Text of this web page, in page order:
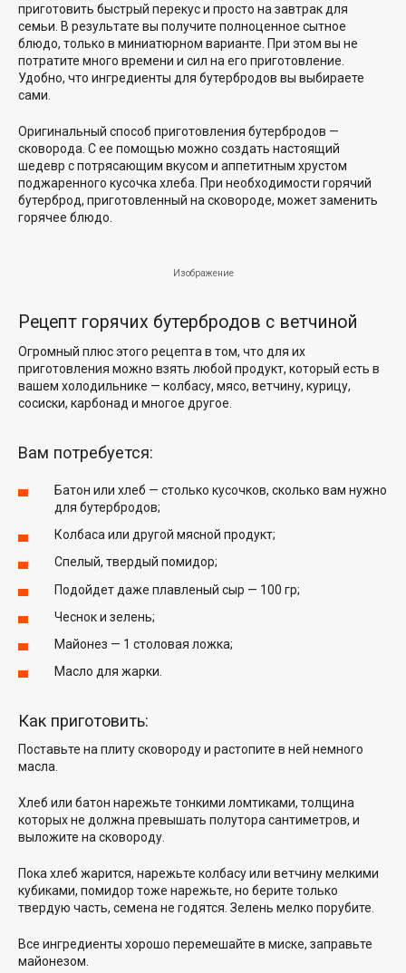
приготовить быстрый перекус и просто на завтрак для
семьи. В результате вы получите полноценное сытное
блюдо, только в миниатюрном варианте. При этом вы не
потратите много времени и сил на его приготовление.
Удобно, что ингредиенты для бутербродов вы выбираете
сами.
Оригинальный способ приготовления бутербродов —
сковорода. С ее помощью можно создать настоящий
шедевр с потрясающим вкусом и аппетитным хрустом
поджаренного кусочка хлеба. При необходимости горячий
бутерброд, приготовленный на сковороде, может заменить
горячее блюдо.
Изображение
Рецепт горячих бутербродов с ветчиной
Огромный плюс этого рецепта в том, что для их
приготовления можно взять любой продукт, который есть в
вашем холодильнике — колбасу, мясо, ветчину, курицу,
сосиски, карбонад и многое другое.
Вам потребуется:
Батон или хлеб — столько кусочков, сколько вам нужно
для бутербродов;
Колбаса или другой мясной продукт;
Спелый, твердый помидор;
Подойдет даже плавленый сыр — 100 гр;
Чеснок и зелень;
Майонез — 1 столовая ложка;
Масло для жарки.
Как приготовить:
Поставьте на плиту сковороду и растопите в ней немного
масла.
Хлеб или батон нарежьте тонкими ломтиками, толщина
которых не должна превышать полутора сантиметров, и
выложите на сковороду.
Пока хлеб жарится, нарежьте колбасу или ветчину мелкими
кубиками, помидор тоже нарежьте, но берите только
твердую часть, семена не годятся. Зелень мелко порубите.
Все ингредиенты хорошо перемешайте в миске, заправьте
майонезом.